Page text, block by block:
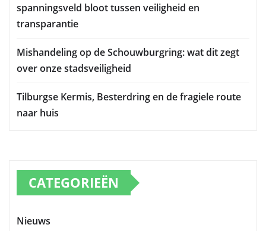
spanningsveld bloot tussen veiligheid en
transparantie
Mishandeling op de Schouwburgring: wat dit zegt
over onze stadsveiligheid
Tilburgse Kermis, Besterdring en de fragiele route
naar huis
CATEGORIEËN
Nieuws